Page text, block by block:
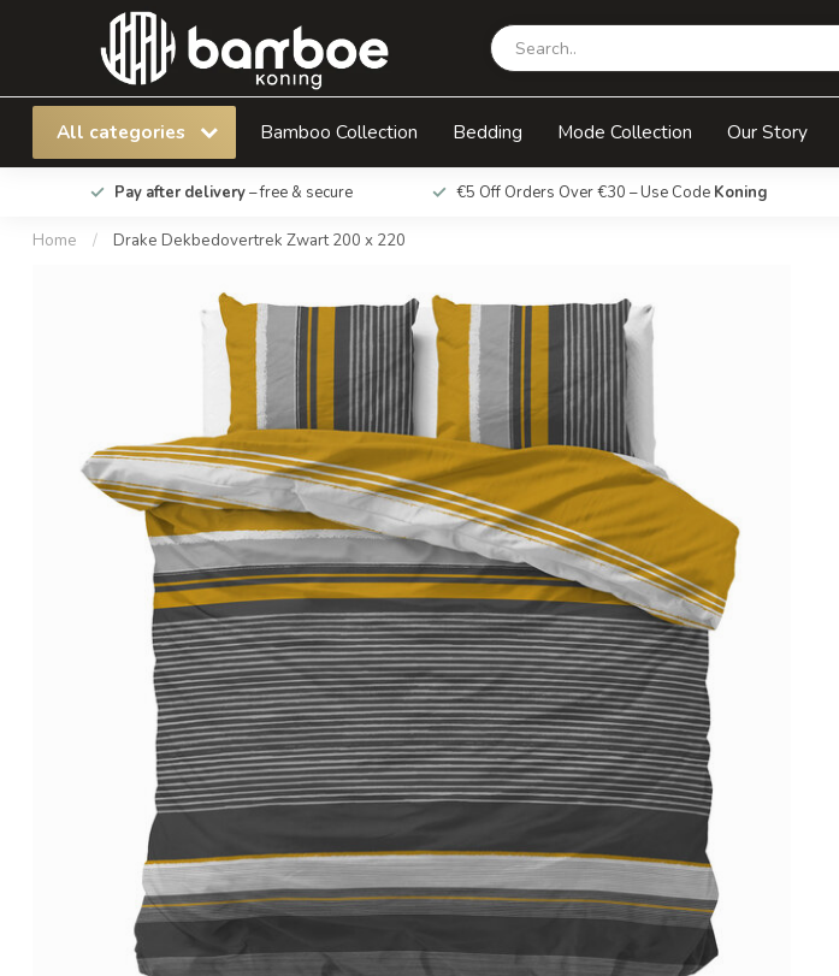
All categories Bamboo Collection Bedding Mode Collection Our Story
Pay after delivery– free & secure €5 Off Orders Over €30 – Use Code Koning
Home / Drake Dekbedovertrek Zwart 200 x 220
Drake Dekbedovertrek Zwart 200 x 220